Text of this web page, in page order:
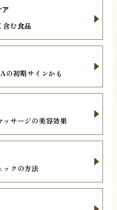
含む食品
ア
の初期サインかも
ッサージの美容効果
ックの方法